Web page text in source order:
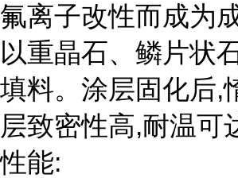
氟离子改性而成为
以重晶石、鳞片状
填料。涂层固化后,
层致密性高,耐温可
性能: